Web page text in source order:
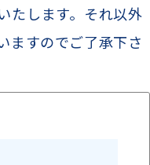
たします。それ以外
ますのでご了承下さ